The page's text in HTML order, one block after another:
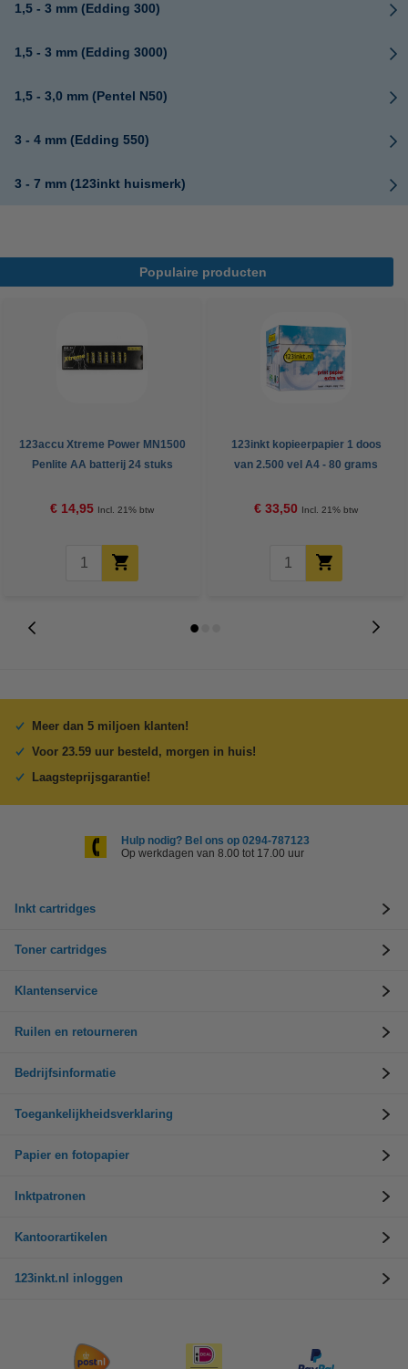
1,5 - 3 mm (Edding 300)
1,5 - 3 mm (Edding 3000)
1,5 - 3,0 mm (Pentel N50)
3 - 4 mm (Edding 550)
3 - 7 mm (123inkt huismerk)
Populaire producten
123accu Xtreme Power MN1500
Penlite AA batterij 24 stuks
€ 14,95 Incl. 21% btw
123inkt kopieerpapier 1 doos
van 2.500 vel A4 - 80 grams
€ 33,50 Incl. 21% btw
Meer dan 5 miljoen klanten!
Voor 23.59 uur besteld, morgen in huis!
Laagsteprijsgarantie!
Hulp nodig? Bel ons op 0294-787123
Op werkdagen van 8.00 tot 17.00 uur
Inkt cartridges
Toner cartridges
Klantenservice
Ruilen en retourneren
Bedrijfsinformatie
Toegankelijkheidsverklaring
Papier en fotopapier
Inktpatronen
Kantoorartikelen
123inkt.nl inloggen